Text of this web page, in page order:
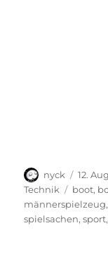
Autor
nyck
am
12.
Technik
boot,
männerspielzeug
spielsachen,sport